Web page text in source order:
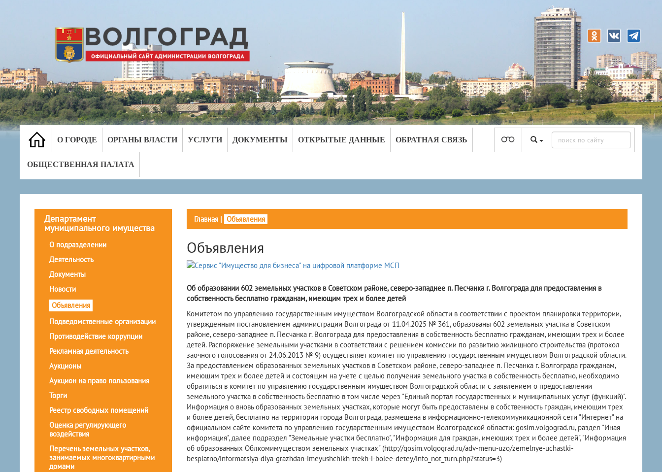
О ГОРОДЕ ОРГАНЫ ВЛАСТИ УСЛУГИ ДОКУМЕНТЫ ОТКРЫТЫЕ ДАННЫЕ ОБРАТНАЯ СВЯЗЬ
ОБЩЕСТВЕННАЯ ПАЛАТА
Департамент
муниципального имущества
О подразделении
Деятельность
Документы
Новости
Объявления
Подведомственные организации
Противодействие коррупции
Рекламная деятельность
Аукционы
Аукцион на право пользования
Торги
Реестр свободных помещений
Оценка регулирующего
воздействия
Перечень земельных участков,
занимаемых многоквартирными
домами
Главная| Объявления
Объявления
Об образовании 602 земельных участков в Советском районе, северо-западнее п. Песчанка г. Волгограда для предоставления в
собственность бесплатно гражданам, имеющим трех и более детей
Комитетом по управлению государственным имуществом Волгоградской области в соответствии с проектом планировки территории,
утвержденным постановлением администрации Волгограда от 11.04.2025 № 361, образованы 602 земельных участка в Советском
районе, северо-западнее п. Песчанка г. Волгограда для предоставления в собственность бесплатно гражданам, имеющим трех и более
детей. Распоряжение земельными участками в соответствии с решением комиссии по развитию жилищного строительства (протокол
заочного голосования от 24.06.2013 № 9) осуществляет комитет по управлению государственным имуществом Волгоградской области.
За предоставлением образованных земельных участков в Советском районе, северо-западнее п. Песчанка г. Волгограда гражданам,
имеющим трех и более детей и состоящим на учете с целью получения земельного участка в собственность бесплатно, необходимо
обратиться в комитет по управлению государственным имуществом Волгоградской области с заявлением о предоставлении
земельного участка в собственность бесплатно в том числе через "Единый портал государственных и муниципальных услуг (функций)".
Информация о вновь образованных земельных участках, которые могут быть предоставлены в собственность граждан, имеющим трех
и более детей, бесплатно на территории города Волгограда, размещена в информационно-телекоммуникационной сети "Интернет" на
официальном сайте комитета по управлению государственным имуществом Волгоградской области: gosim.volgograd.ru, раздел "Иная
информация", далее подраздел "Земельные участки бесплатно", "Информация для граждан, имеющих трех и более детей", "Информация
об образованных Облкомимуществом земельных участках" (http://gosim.volgograd.ru/adv-menu-uzo/zemelnye-uchastki-
besplatno/informatsiya-dlya-grazhdan-imeyushchikh-trekh-i-bolee-detey/info_not_turn.php?status=3)